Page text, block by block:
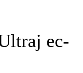
ec-